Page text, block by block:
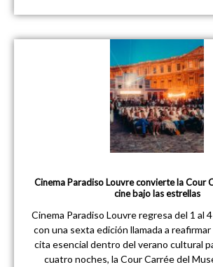
Cinema Paradiso Louvre convierte la Cour
cine bajo las estrellas
Cinema Paradiso Louvre regresa del 1 al
con una sexta edición llamada a
cita esencial dentro del verano cultural
cuatro noches, la Cour Carrée del